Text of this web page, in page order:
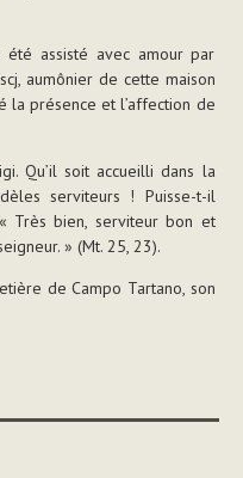
été assisté avec amour par
aumônier de cette maison
la présence etl’affection de
Qu’il soit accueilli dans la
serviteurs ! Puisse-t-il
Très bien, serviteur bon et
» (Mt. 25, 23).
de Campo Tartano, son